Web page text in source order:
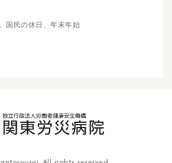
国民の休日、年末年始